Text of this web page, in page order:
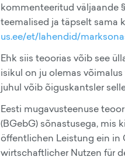
kommenteeritud väljaande §
teemalised ja täpselt sama
us.ee/et/lahendid/
Ehk siis teoorias võib see
isikul on ju olemas
juhul võib õiguskantsler
Eesti mugavusteenuse
(BGebG) sõnastusega, mis
öffentlichen Leistung ein in
wirtschaftlicher Nutzen für